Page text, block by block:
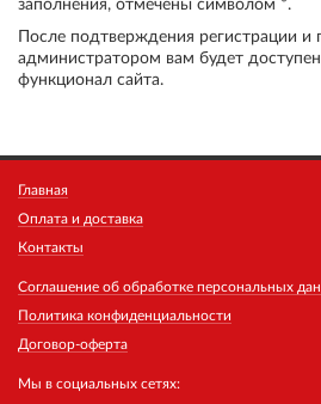
заполнения, отмечены символом *.
После подтверждения регистрации и
администратором вам будет
функционал сайта.
Главная
Оплата и доставка
Контакты
Соглашение об обработке персональных
Политика конфиденциальности
Договор-оферта
Мы в социальных сетях: